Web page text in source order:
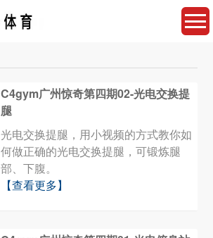
C4gym广州惊奇第四期02-光电交换提
腿
光电交换提腿，用小视频的方式教你如
何做正确的光电交换提腿，可锻炼腿
部、下腹。
【查看更多】